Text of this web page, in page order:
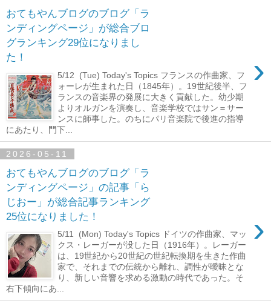
おてもやんブログのブログ「ラ
ンディングページ」が総合ブロ
グランキング29位になりまし
た！
›
5/12 (Tue) Today's Topics フランスの作曲家、フ
ォーレが生まれた日（1845年）。19世紀後半、フ
ランスの音楽界の発展に大きく貢献した。幼少期
よりオルガンを演奏し、音楽学校ではサン＝サー
ンスに師事した。のちにパリ音楽院で後進の指導
にあたり、門下...
2026-05-11
おてもやんブログのブログ「ラ
ンディングページ」の記事「ら
じおー」が総合記事ランキング
25位になりました！
›
5/11 (Mon) Today's Topics ドイツの作曲家、マッ
クス・レーガーが没した日（1916年）。レーガー
は、19世紀から20世紀の世紀転換期を生きた作曲
家で、それまでの伝統から離れ、調性が曖昧とな
り、新しい音響を求める激動の時代であった。そ
右下傾向にあ...